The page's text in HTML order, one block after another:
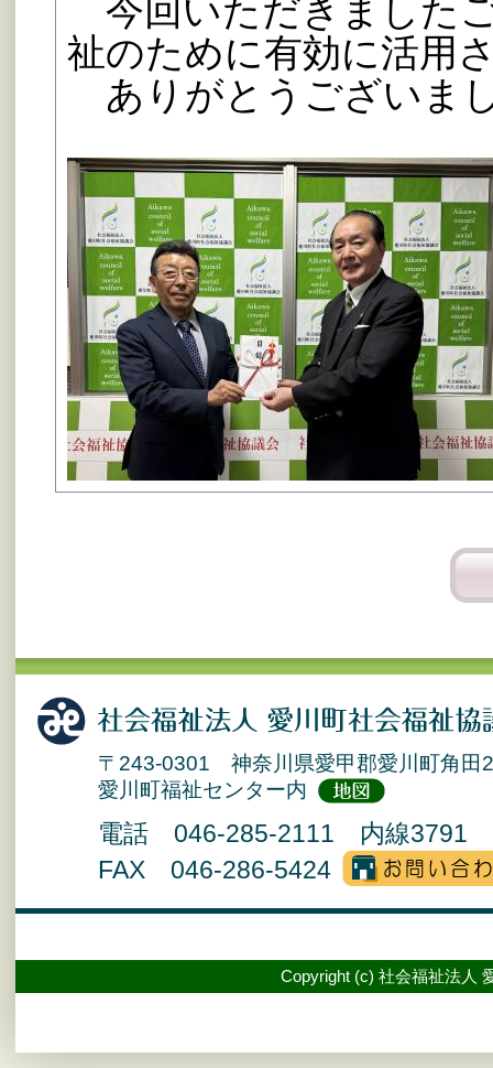
今回いただきました
祉のために有効に活用
ありがとうございま
〒243-0301 神奈川県愛甲郡愛川町角田
愛川町福祉センター内
電話 046-285-2111 内線
FAX 046-286-5424
Copyright (c) 社会福祉法人